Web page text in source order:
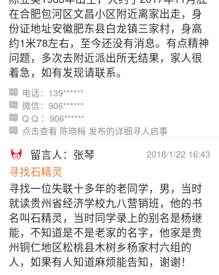
在合肥包河区文昌小区附近离家出走，身
份证地址安徽肥东县白龙镇三家村，身高
约1米78左右，至今还没有消息。有点精神
问题，多次去附近派出所无结果，家人很
着急，如有发现请联系。
电话：139******
微信：906******
Q Q ：906******
点击查看 陈晓梅 发布的详细寻人启事
2018/1/22 16:43
留言人：张琴
寻找石精灵
寻找一位失联十多年的老同学，男，当时
就读贵州省经济学校九八营销班，他的书
名叫石精灵，当时同学录上的别名是杨继
能，不知道是不是老家的名字，他家是贵
州铜仁地区松桃县木树乡杨家村六组的
人，如果有人知道麻烦能告知，谢谢！